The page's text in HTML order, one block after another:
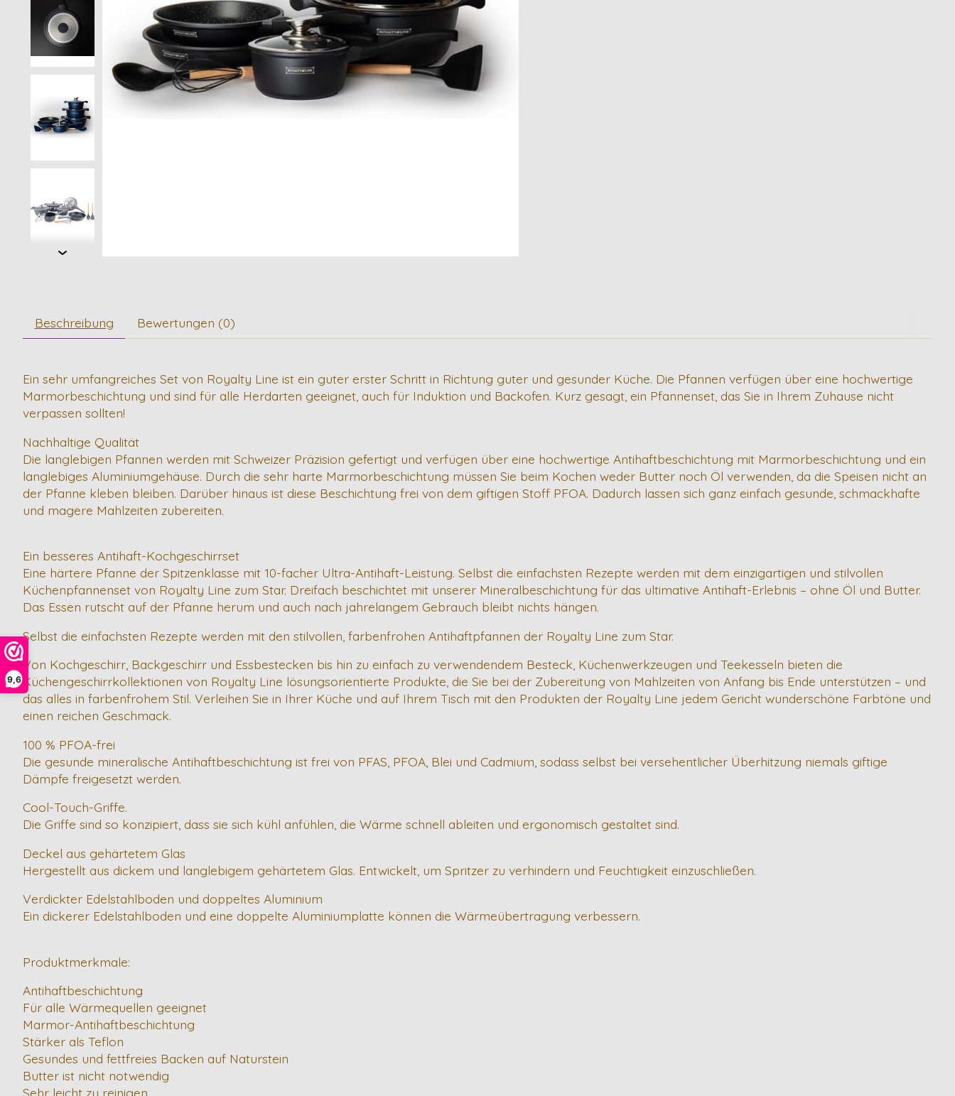
9,6
Beschreibung Bewertungen (0)
Ein sehr umfangreiches Set von Royalty Line ist ein guter erster Schritt in Richtung guter und gesunder Küche. Die Pfannen verfügen über eine hochwertige
Marmorbeschichtung und sind für alle Herdarten geeignet, auch für Induktion und Backofen. Kurz gesagt, ein Pfannenset, das Sie in Ihrem Zuhause nicht
verpassen sollten!
Nachhaltige Qualität
Die langlebigen Pfannen werden mit Schweizer Präzision gefertigt und verfügen über eine hochwertige Antihaftbeschichtung mit Marmorbeschichtung und ein
langlebiges Aluminiumgehäuse. Durch die sehr harte Marmorbeschichtung müssen Sie beim Kochen weder Butter noch Öl verwenden, da die Speisen nicht an
der Pfanne kleben bleiben. Darüber hinaus ist diese Beschichtung frei von dem giftigen Stoff PFOA. Dadurch lassen sich ganz einfach gesunde, schmackhafte
und magere Mahlzeiten zubereiten.
Ein besseres Antihaft-Kochgeschirrset
Eine härtere Pfanne der Spitzenklasse mit 10-facher Ultra-Antihaft-Leistung. Selbst die einfachsten Rezepte werden mit dem einzigartigen und stilvollen
Küchenpfannenset von Royalty Line zum Star. Dreifach beschichtet mit unserer Mineralbeschichtung für das ultimative Antihaft-Erlebnis – ohne Öl und Butter.
Das Essen rutscht auf der Pfanne herum und auch nach jahrelangem Gebrauch bleibt nichts hängen.
Selbst die einfachsten Rezepte werden mit den stilvollen, farbenfrohen Antihaftpfannen der Royalty Line zum Star.
Von Kochgeschirr, Backgeschirr und Essbestecken bis hin zu einfach zu verwendendem Besteck, Küchenwerkzeugen und Teekesseln bieten die
Küchengeschirrkollektionen von Royalty Line lösungsorientierte Produkte, die Sie bei der Zubereitung von Mahlzeiten von Anfang bis Ende unterstützen – und
das alles in farbenfrohem Stil. Verleihen Sie in Ihrer Küche und auf Ihrem Tisch mit den Produkten der Royalty Line jedem Gericht wunderschöne Farbtöne und
einen reichen Geschmack.
100 % PFOA-frei
Die gesunde mineralische Antihaftbeschichtung ist frei von PFAS, PFOA, Blei und Cadmium, sodass selbst bei versehentlicher Überhitzung niemals giftige
Dämpfe freigesetzt werden.
Cool-Touch-Griffe.
Die Griffe sind so konzipiert, dass sie sich kühl anfühlen, die Wärme schnell ableiten und ergonomisch gestaltet sind.
Deckel aus gehärtetem Glas
Hergestellt aus dickem und langlebigem gehärtetem Glas. Entwickelt, um Spritzer zu verhindern und Feuchtigkeit einzuschließen.
Verdickter Edelstahlboden und doppeltes Aluminium
Ein dickerer Edelstahlboden und eine doppelte Aluminiumplatte können die Wärmeübertragung verbessern.
Produktmerkmale:
Antihaftbeschichtung
Für alle Wärmequellen geeignet
Marmor-Antihaftbeschichtung
Stärker als Teflon
Gesundes und fettfreies Backen auf Naturstein
Butter ist nicht notwendig
Sehr leicht zu reinigen